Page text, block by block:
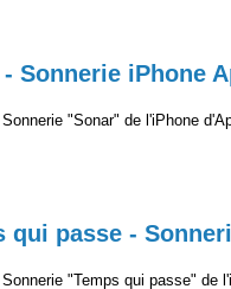
Sonnerie iPhone
Sonnerie "Sonar" de l'iPhone
qui passe -
Sonnerie "Temps qui passe" de